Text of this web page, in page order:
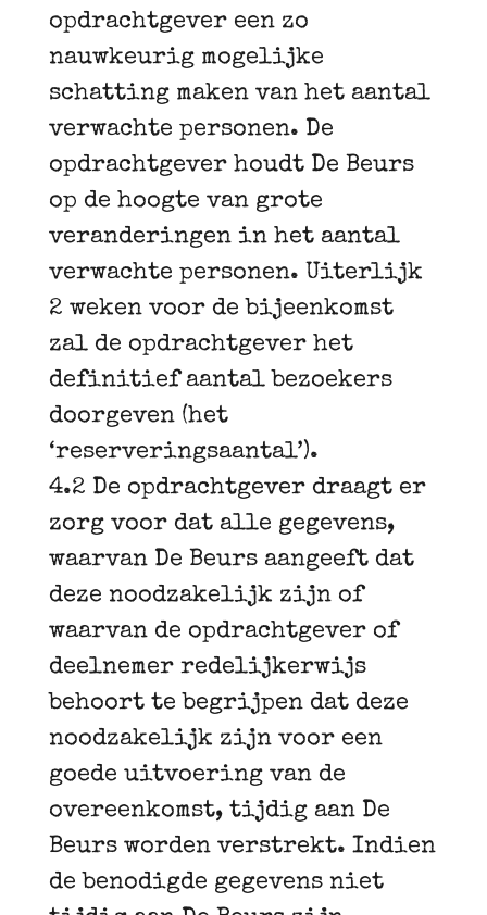
opdrachtgever een zo
nauwkeurig mogelijke
schatting maken van het aantal
verwachte personen. De
opdrachtgever houdt De Beurs
op de hoogte van grote
veranderingen in het aantal
verwachte personen. Uiterlijk
2 weken voor de bijeenkomst
zal de opdrachtgever het
definitief aantal bezoekers
doorgeven (het
‘reserveringsaantal’).
4.2 De opdrachtgever draagt er
zorg voor dat alle gegevens,
waarvan De Beurs aangeeft dat
deze noodzakelijk zijn of
waarvan de opdrachtgever of
deelnemer redelijkerwijs
behoort te begrijpen dat deze
noodzakelijk zijn voor een
goede uitvoering van de
overeenkomst, tijdig aan De
Beurs worden verstrekt. Indien
de benodigde gegevens niet